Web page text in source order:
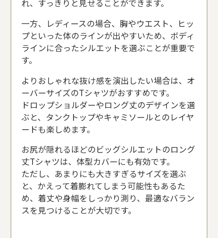
れ、すっきりと見せることができます。
一方、レディースの場合、胸やウエスト、ヒッ
プといった体のラインが出やすいため、ボディ
ラインに合ったシルエットを選ぶことが重要で
す。
よりおしゃれな抜け感を演出したい場合は、オ
ーバーサイズのTシャツがおすすめです。
ドロップショルダーやロング丈のデザインを選
ぶと、タンクトップやキャミソールとのレイヤ
ードも楽しめます。
お尻が隠れるほどのビッグシルエットのロング
丈Tシャツは、体型カバーにも有効です。
ただし、あまりにも大きすぎるサイズを選ぶ
と、かえって着膨れてしまう可能性もあるた
め、着丈や身幅をしっかり測り、最適なバラン
スを見つけることが大切です。